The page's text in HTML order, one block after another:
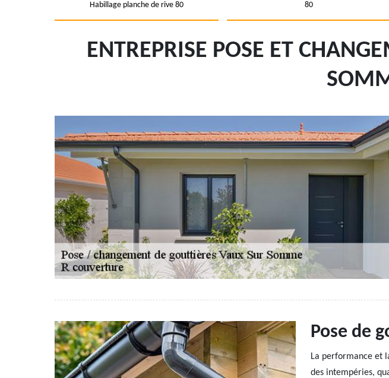
Habillage planche de rive 80
80
ENTREPRISE POSE ET
Pose de
La performance et
des intempéries,